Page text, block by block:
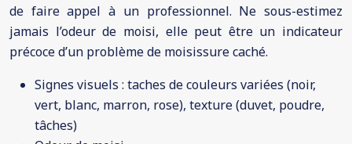
de faire appel à un professionnel. Ne sous-estimez
jamais l’odeur de moisi, elle peut être un indicateur
précoce d’un problème de moisissure caché.
Signes visuels : taches de couleurs variées (noir,
vert, blanc, marron, rose), texture (duvet, poudre,
tâches)